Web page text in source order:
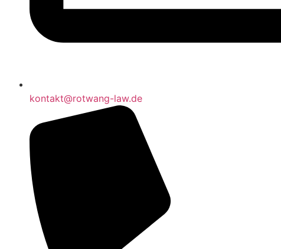
kontakt@rotwang-law.de